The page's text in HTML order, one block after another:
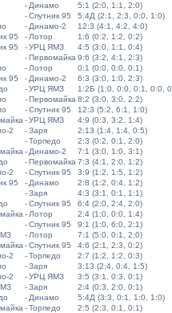
- Динамо
5:1 (2:0, 1:1, 2:0)
-Спутник 95
5:4Д (2:1, 2:3, 0:0, 1:0)
- Динамо-2
12:3 (4:1, 4:2, 4:0)
95 - Лотор
1:6 (0:2, 1:2, 0:2)
95 -УРЦ ЯМЗ
4:5 (3:0, 1:1, 0:4)
-Первомайка 9:6 (3:2, 4:1, 2:3)
- Лотор
0:1 (0:0, 0:0, 0:1)
95 - Динамо-2
6:3 (3:0, 1:0, 2:3)
-УРЦ ЯМЗ
1:2Б (1:0, 0:0, 0:1, 0:0,
-Первомайка 8:2 (3:0, 3:0, 2:2)
-Спутник 95
12:3 (5:2, 6:1, 1:0)
-УРЦ ЯМЗ
4:9 (0:3, 3:2, 1:4)
2 -Заря
2:13 (1:4, 1:4, 0:5)
-Торпедо
2:3 (0:2, 0:1, 2:0)
- Динамо-2
7:1 (3:0, 1:0, 3:1)
-Первомайка 7:3 (4:1, 2:0, 1:2)
2 -Спутник 95
3:9 (1:2, 1:5, 1:2)
95 - Динамо
2:8 (1:2, 0:4, 1:2)
-Заря
4:3 (3:1, 0:1, 1:1)
-Спутник 95
6:4 (2:0, 2:4, 2:0)
- Лотор
2:4 (1:0, 0:0, 1:4)
-Спутник 95
9:1 (1:0, 6:0, 2:1)
- Лотор
7:1 (5:0, 0:1, 2:0)
-Спутник 95
4:6 (2:1, 2:3, 0:2)
2 -Торпедо
2:7 (1:2, 1:2, 0:3)
-Заря
3:13 (2:4, 0:4, 1:5)
2 -УРЦ ЯМЗ
3:5 (3:1, 0:3, 0:1)
-Заря
2:4 (0:3, 2:0, 0:1)
- Динамо
5:4Д (3:3, 0:1, 1:0, 1:0)
-Торпедо
2:5 (2:3, 0:1, 0:1)